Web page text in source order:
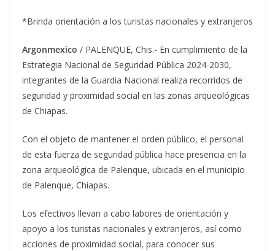
*Brinda orientación a los turistas nacionales y extranjeros
Argonmexico / PALENQUE, Chis.- En cumplimiento de la
Estrategia Nacional de Seguridad Pública 2024-2030,
integrantes de la Guardia Nacional realiza recorridos de
seguridad y proximidad social en las zonas arqueológicas
de Chiapas.
Con el objeto de mantener el orden público, el personal
de esta fuerza de seguridad pública hace presencia en la
zona arqueológica de Palenque, ubicada en el municipio
de Palenque, Chiapas.
Los efectivos llevan a cabo labores de orientación y
apoyo a los turistas nacionales y extranjeros, así como
acciones de proximidad social, para conocer sus